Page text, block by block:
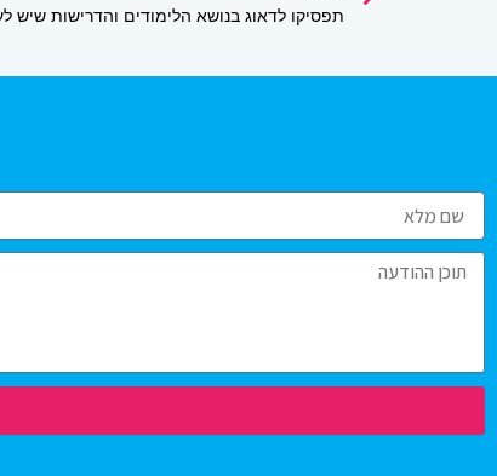
תפסיקו לדאוג בנושא הלימודים והדרישות שיש